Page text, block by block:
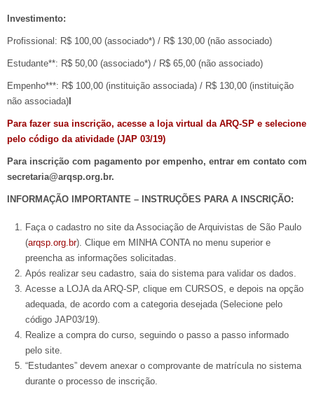
Investimento:
Profissional: R$ 100,00 (associado*) / R$ 130,00 (não associado)
Estudante**: R$ 50,00 (associado*) / R$ 65,00 (não associado)
Empenho***: R$ 100,00 (instituição associada) / R$ 130,00 (instituição
não associada)I
Para fazer sua inscrição, acesse a loja virtual da ARQ-SP e selecione
pelo código da atividade (JAP 03/19)
Para inscrição com pagamento por empenho, entrar em contato com
secretaria@arqsp.org.br.
INFORMAÇÃO IMPORTANTE – INSTRUÇÕES PARA A INSCRIÇÃO:
Faça o cadastro no site da Associação de Arquivistas de São Paulo
(arqsp.org.br). Clique em MINHA CONTA no menu superior e
preencha as informações solicitadas.
Após realizar seu cadastro, saia do sistema para validar os dados.
Acesse a LOJA da ARQ-SP, clique em CURSOS, e depois na opção
adequada, de acordo com a categoria desejada (Selecione pelo
código JAP03/19).
Realize a compra do curso, seguindo o passo a passo informado
pelo site.
“Estudantes” devem anexar o comprovante de matrícula no sistema
durante o processo de inscrição.